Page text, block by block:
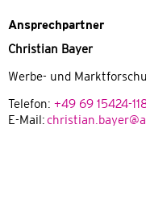
Ansprechpartner
Christian Bayer
Werbe- und
Telefon: +49 69 15424-
E-Mail: